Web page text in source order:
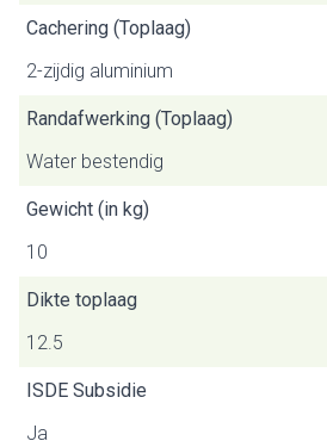
Cachering (Toplaag)
2-zijdig aluminium
Randafwerking (Toplaag)
Water bestendig
Gewicht (in kg)
10
Dikte toplaag
12.5
ISDE Subsidie
Ja